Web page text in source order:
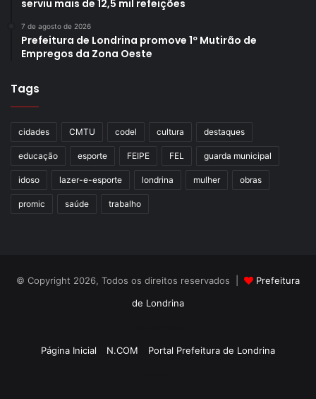
no combate à pandemia, por isso não mediremos esforços
para garantir a segurança dos profissionais de saúde e
dos insumos. Ressalto a importância da responsabilidade
social que a pandemia nos ensinou, bem como a
continuidade das medidas preventivas no combate à
Gostei 4
saúde
vacina vacinação
serviu mais de 12,5 mil refeições
7 de agosto de 2026
Prefeitura de Londrina promove 1º Mutirão de
Empregos da Zona Oeste
Tags
cidades CMTU codel cultura destaques
educação esporte FEIPE FEL guarda municipal
idoso lazer-e-esporte londrina mulher obras
promic saúde trabalho
© Copyright 2026, Todos os direitos reservados |
Prefeitura
de Londrina
Página Inicial N.COM Portal Prefeitura de Londrina